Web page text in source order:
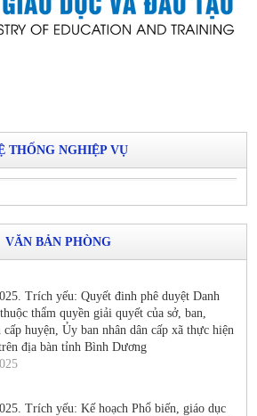
THỐNG NGHIỆP VỤ
VĂN BẢN PHÒNG
Trích yếu: Quyết đinh phê duyệt Danh
thẩm quyền giải quyết của sở, ban,
huyện, Ủy ban nhân dân cấp xã thực hiện
địa bàn tỉnh Bình Dương
Trích yếu: Kế hoạch Phổ biến, giáo dục